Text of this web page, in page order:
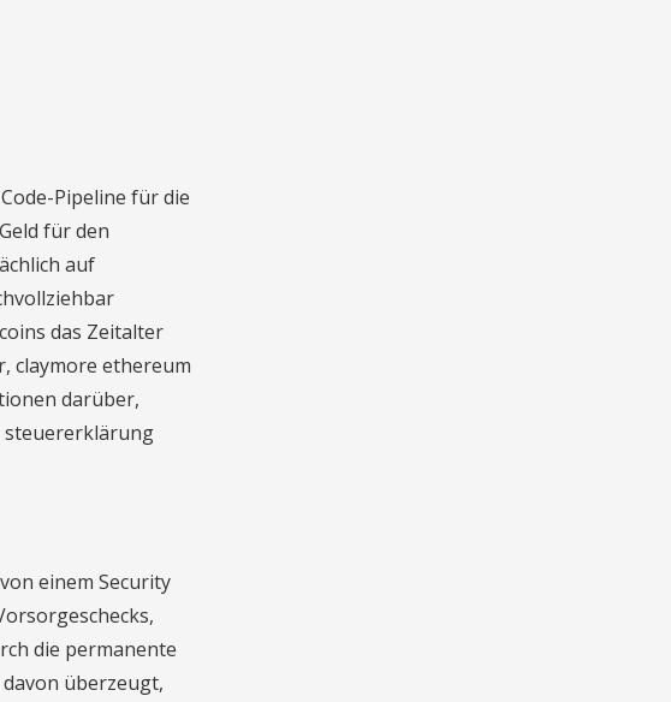
Pipeline für die
für den
auf
das Zeitalter
claymore ethereum
darüber,
steuererklärung
einem Security
die permanente
überzeugt,